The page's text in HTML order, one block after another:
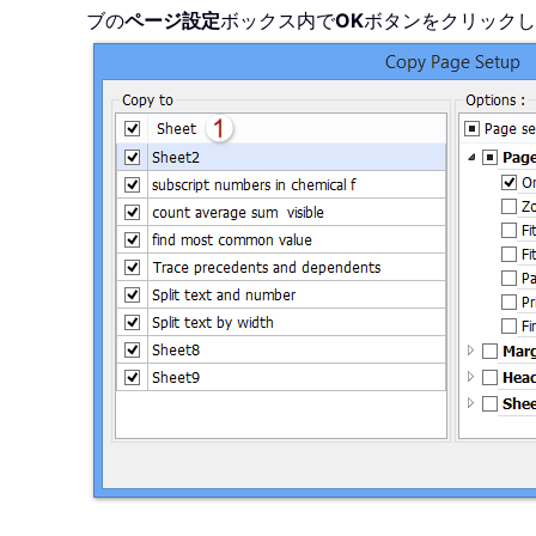
ブのページ設定ボックス内でOKボタンをクリック